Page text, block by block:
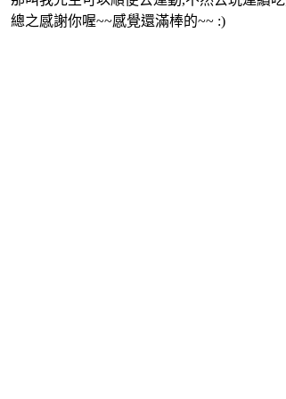
總之感謝你喔~~感覺還滿棒的~~ :)